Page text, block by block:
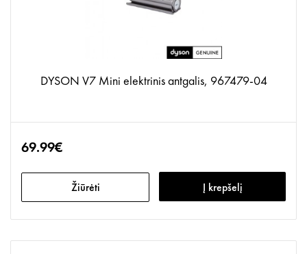
DYSON V7 Mini elektrinis antgalis, 967479-04
69.99€
Žiūrėti Į krepšelį